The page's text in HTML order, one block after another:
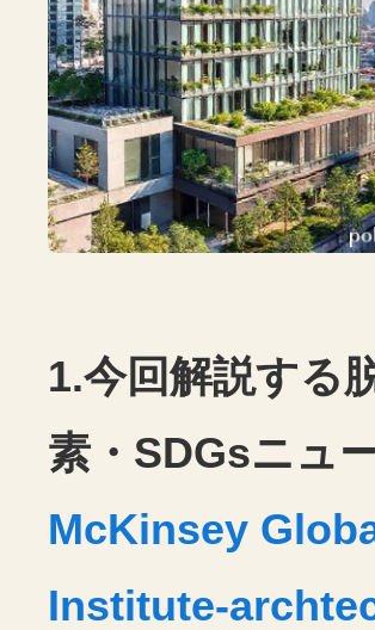
1.今回解説する
素・SDGsニュ
McKinsey
Institute-